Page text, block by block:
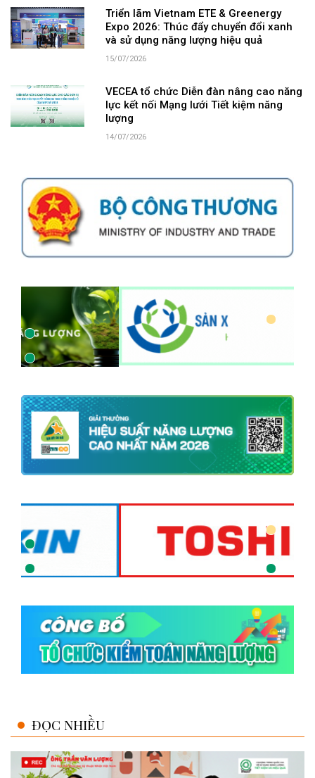
Triển lãm Vietnam ETE & Greenergy
Expo 2026: Thúc đẩy chuyển đổi xanh
và sử dụng năng lượng hiệu quả
15/07/2026
VECEA tổ chức Diễn đàn nâng cao năng
lực kết nối Mạng lưới Tiết kiệm năng
lượng
14/07/2026
ĐỌC NHIỀU